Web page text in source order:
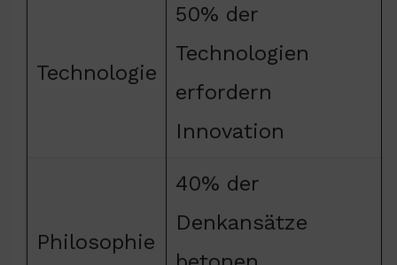
Technologie
50% der
Technologien
erfordern
Innovation
Philosophie
40% der
Denkansätze